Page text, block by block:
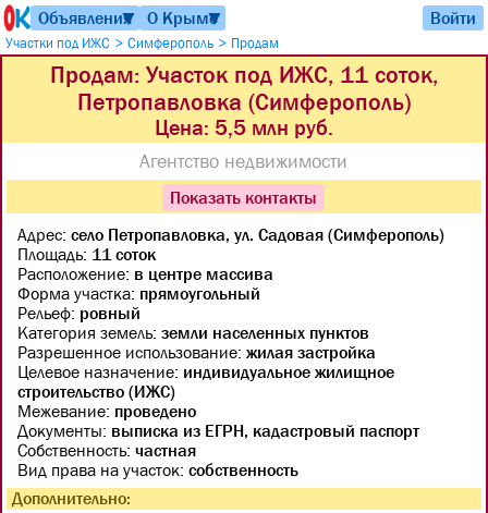
Объявления
▼ О Крыме
▼ Войти
Участки под ИЖC > Симферополь > Продам
Продам: Участок под ИЖС, 11 соток,
Петропавловка (Симферополь)
Цена: 5,5 млн руб.
Агентство недвижимости
Показать контакты
Адрес:село Петропавловка, ул. Садовая (Симферополь)
Площадь: 11 соток
Расположение: в центре массива
Форма участка: прямоугольный
Рельеф: ровный
Категория земель:земли населенных пунктов
Разрешенное использование:жилая застройка
Целевое назначение: индивидуальное жилищное
строительство (ИЖС)
Межевание: проведено
Документы: выписка из ЕГРН, кадастровый паспорт
Собственность:частная
Вид права на участок:собственность
Дополнительно: